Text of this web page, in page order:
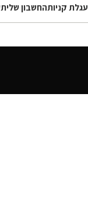
עגלת קניותהחשבון שלי